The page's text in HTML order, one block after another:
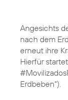
Angesichts
nach dem
erneut ihre
Hierfür
Erdbeben“).